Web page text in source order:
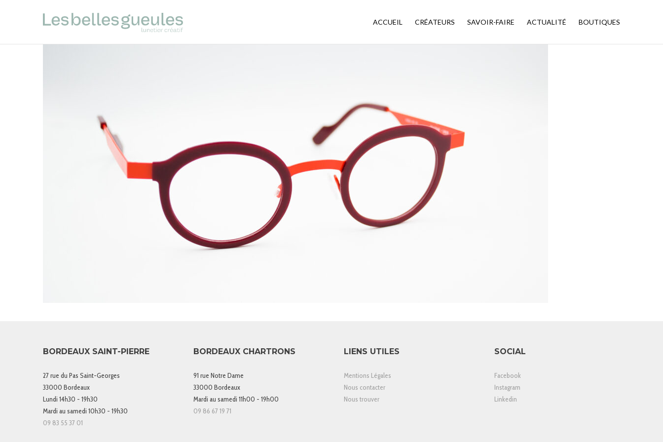
ACCUEIL CRÉATEURS SAVOIR-FAIRE ACTUALITÉ BOUTIQUES
BORDEAUX SAINT-PIERRE
27 rue du Pas Saint-Georges
33000 Bordeaux
Lundi 14h30 - 19h30
Mardi au samedi 10h30 - 19h30
09 83 55 37 01
BORDEAUX CHARTRONS
91 rue Notre Dame
33000 Bordeaux
Mardi au samedi 11h00 - 19h00
09 86 67 19 71
LIENS UTILES
Mentions Légales
Nous contacter
Nous trouver
SOCIAL
Facebook
Instagram
Linkedin